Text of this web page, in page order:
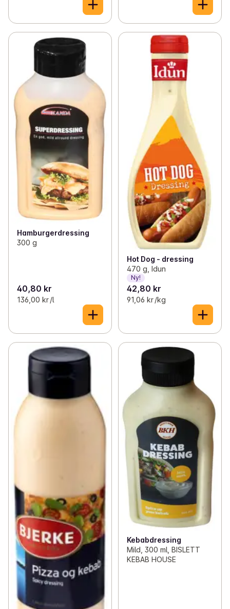
Hamburgerdressing
300 g
40,80 kr
136,00 kr /l
Hot Dog - dressing
470 g, Idun
Ny!
42,80 kr
91,06 kr /kg
Kebabdressing
Mild, 300 ml, BISLETT
KEBAB HOUSE